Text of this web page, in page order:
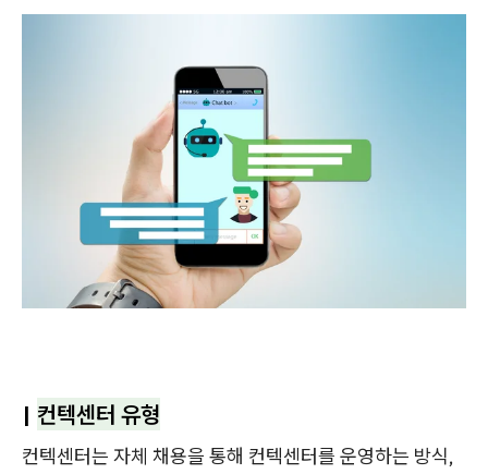
| 컨텍센터 유형
컨텍센터는 자체 채용을 통해 컨텍센터를 운영하는 방식,